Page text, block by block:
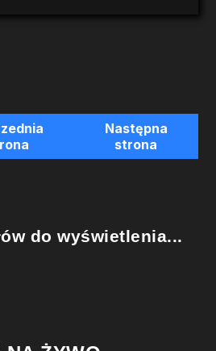
Następna
strona
do wyświetlenia...